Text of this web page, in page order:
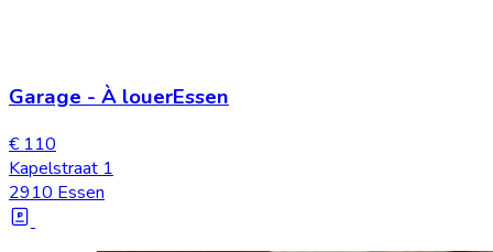
Garage - À louerEssen
€ 110
Kapelstraat 1
2910 Essen